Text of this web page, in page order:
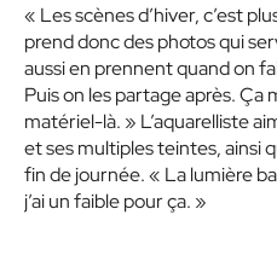
« Les scènes d’hiver, c’est
prend donc des photos qui
aussi en prennent quand on
Puis on les partage après. Ça
matériel-là. » L’aquarelliste
et ses multiples teintes, ainsi
fin de journée. « La lumière
j’ai un faible pour ça. »